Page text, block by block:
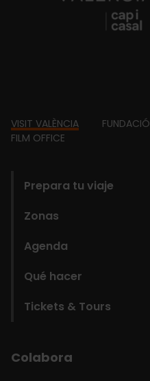
Footer
VISIT VALÈNCIA FUNDACIÓ
FILM OFFICE
Prepara tu viaje
Zonas
Agenda
Qué hacer
Tickets & Tours
Colabora